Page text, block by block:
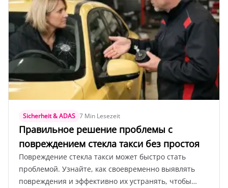
Sicherheit & ADAS 7 Min Lesezeit
Правильное решение проблемы с
повреждением стекла такси без простоя
Повреждение стекла такси может быстро стать
проблемой. Узнайте, как своевременно выявлять
повреждения и эффективно их устранять, чтобы